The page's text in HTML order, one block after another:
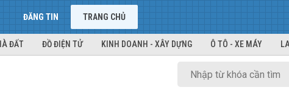
ĐĂNG TIN TRANG CHỦ
ĐẤT ĐỒ ĐIỆN TỬ KINH DOANH - XÂY DỰNG Ô TÔ - XE MÁY